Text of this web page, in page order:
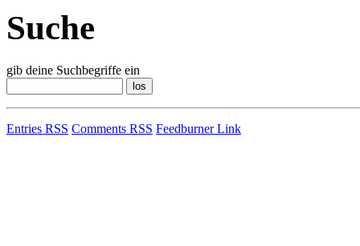
Suche
gib deine Suchbegriffe ein
Entries RSS Comments RSS Feedburner Link